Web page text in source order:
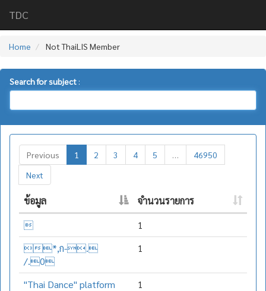
TDC
Home Not ThaiLIS Member
Search for subject :
Previous 1 2 3 4 5 …
46950
Next
ข้อมูล
จำนวนรายการ

1
*,ก-.
/.0
1
"Thai Dance" platform
1